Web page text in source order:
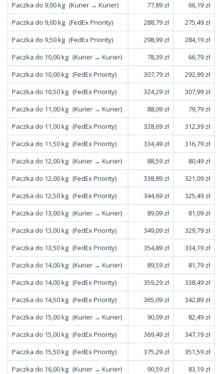
Paczka do 9,00 kg (Kurier → Kurier) 77,89 zł
66,19 zł
Paczka do 9,00 kg (FedEx Priority) 288,79 zł
275,49 zł
Paczka do 9,50 kg (FedEx Priority) 298,99 zł
284,19 zł
Paczka do 10,00 kg (Kurier → Kurier) 78,39 zł
66,79 zł
Paczka do 10,00 kg (FedEx Priority) 307,79 zł
292,99 zł
Paczka do 10,50 kg (FedEx Priority) 324,29 zł
307,99 zł
Paczka do 11,00 kg (Kurier → Kurier) 88,09 zł
79,79 zł
Paczka do 11,00 kg (FedEx Priority) 328,69 zł
312,39 zł
Paczka do 11,50 kg (FedEx Priority) 334,49 zł
316,79 zł
Paczka do 12,00 kg (Kurier → Kurier) 88,59 zł
80,49 zł
Paczka do 12,00 kg (FedEx Priority) 338,89 zł
321,09 zł
Paczka do 12,50 kg (FedEx Priority) 344,69 zł
325,49 zł
Paczka do 13,00 kg (Kurier → Kurier) 89,09 zł
81,09 zł
Paczka do 13,00 kg (FedEx Priority) 349,09 zł
329,79 zł
Paczka do 13,50 kg (FedEx Priority) 354,89 zł
334,19 zł
Paczka do 14,00 kg (Kurier → Kurier) 89,59 zł
81,79 zł
Paczka do 14,00 kg (FedEx Priority) 359,29 zł
338,49 zł
Paczka do 14,50 kg (FedEx Priority) 365,09 zł
342,89 zł
Paczka do 15,00 kg (Kurier → Kurier) 90,09 zł
82,49 zł
Paczka do 15,00 kg (FedEx Priority) 369,49 zł
347,19 zł
Paczka do 15,50 kg (FedEx Priority) 375,29 zł
351,59 zł
Paczka do 16,00 kg (Kurier → Kurier) 90,59 zł
83,19 zł